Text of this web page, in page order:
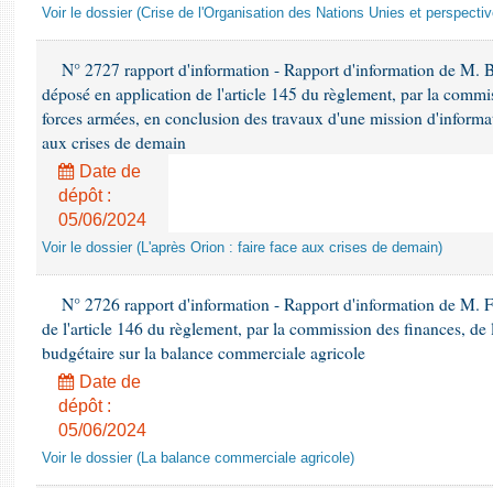
Voir le dossier (Crise de l'Organisation des Nations Unies et
N° 2727 rapport d'information - Rapport d'information de M.
déposé en application de l'article 145 du règlement, par la
forces armées, en conclusion des travaux d'une mission
aux crises de demain
Date de
dépôt :
05/06/2024
Voir le dossier (L'après Orion : faire face aux crises de demain)
N° 2726 rapport d'information - Rapport d'information de M.
de l'article 146 du règlement, par la commission des finances,
budgétaire sur la balance commerciale agricole
Date de
dépôt :
05/06/2024
Voir le dossier (La balance commerciale agricole)